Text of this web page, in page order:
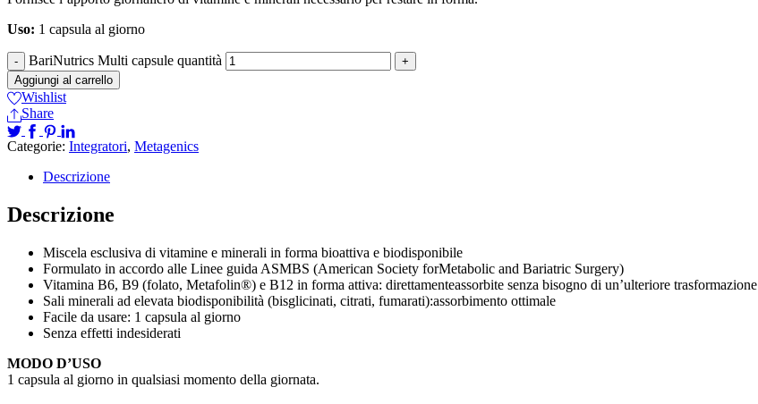
Uso: 1 capsula al giorno
BariNutrics Multi capsule quantità
Aggiungi al carrello
Wishlist
Share
Categorie: Integratori, Metagenics
Descrizione
Descrizione
Miscela esclusiva di vitamine e minerali in forma bioattiva e biodisponibile
Formulato in accordo alle Linee guida ASMBS (American Society forMetabolic and Bariatric Surgery)
Vitamina B6, B9 (folato, Metafolin®) e B12 in forma attiva: direttamenteassorbite senza bisogno di un’ulteriore trasformazione
Sali minerali ad elevata biodisponibilità (bisglicinati, citrati, fumarati):assorbimento ottimale
Facile da usare: 1 capsula al giorno
Senza effetti indesiderati
MODO D’USO
1 capsula al giorno in qualsiasi momento della giornata.